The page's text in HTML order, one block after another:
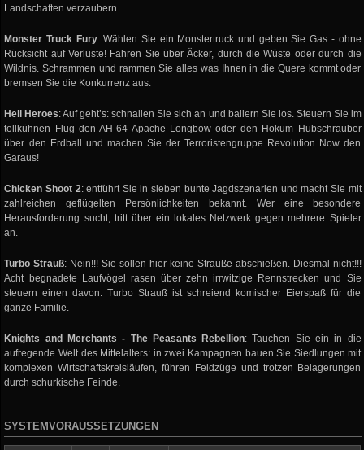
Landschaften verzaubern.
Monster Truck Fury: Wählen Sie ein Monstertruck und geben Sie Gas - ohne
Rücksicht auf Verluste! Fahren Sie über Äcker, durch die Wüste oder durch die
Wildnis. Schrammen und rammen Sie alles was Ihnen in die Quere kommt oder
bremsen Sie die Konkurrenz aus.
Heli Heroes: Auf geht’s: schnallen Sie sich an und ballern Sie los. Steuern Sie im
tollkühnen Flug den AH-64 Apache Longbow oder den Hokum Hubschrauber
über den Erdball und machen Sie der Terroristengruppe Revolution Now den
Garaus!
Chicken Shoot 2: entführt Sie in sieben bunte Jagdszenarien und macht Sie mit
zahlreichen geflügelten Persönlichkeiten bekannt. Wer eine besondere
Herausforderung sucht, tritt über ein lokales Netzwerk gegen mehrere Spieler
an.
Turbo Strauß: Nein!!! Sie sollen hier keine Strauße abschießen. Diesmal nicht!!!
Acht begnadete Laufvögel rasen über zehn irrwitzige Rennstrecken und Sie
steuern einen davon. Turbo Strauß ist schreiend komischer Eierspaß für die
ganze Familie.
Knights and Merchants - The Peasants Rebellion: Tauchen Sie ein in die
aufregende Welt des Mittelalters: in zwei Kampagnen bauen Sie Siedlungen mit
komplexen Wirtschaftskreisläufen, führen Feldzüge und trotzen Belagerungen
durch schurkische Feinde.
SYSTEMVORAUSSETZUNGEN